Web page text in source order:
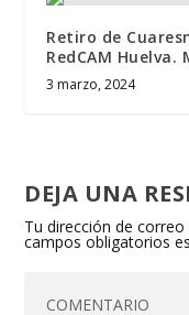
Retiro de
RedCAM Huelva.
3 marzo, 2024
DEJA UNA
Tu dirección de
campos obligatorios